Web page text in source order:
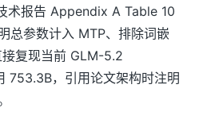
术报告 Appendix A Table 10
总参数计入 MTP、排除词嵌
复现当前 GLM-5.2
753.3B，引用论文架构时注明